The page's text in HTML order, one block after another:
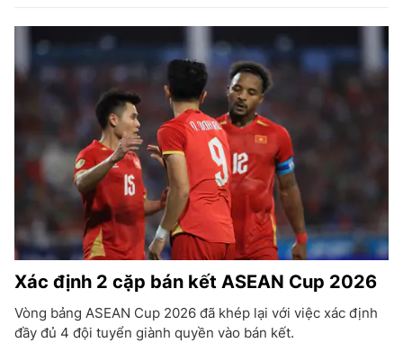
Xác định 2 cặp bán kết ASEAN Cup 2026
Vòng bảng ASEAN Cup 2026 đã khép lại với việc xác định
đầy đủ 4 đội tuyển giành quyền vào bán kết.